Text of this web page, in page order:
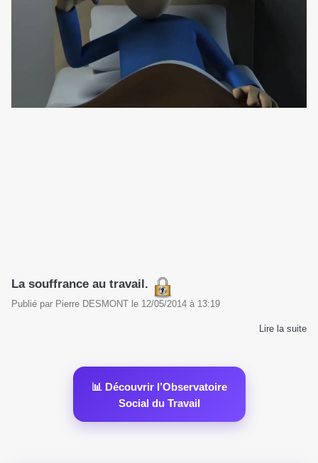
La souffrance au travail.
Publié par Pierre DESMONT le 12/05/2014 à 13:19
Lire la suite
📊 Découvrir l’Observatoire
Social du Travail